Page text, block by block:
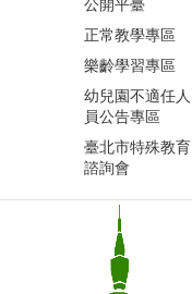
公開平臺
正常教學專區
樂齡學習專區
幼兒園不適任人
員公告專區
臺北市特殊教育
諮詢會